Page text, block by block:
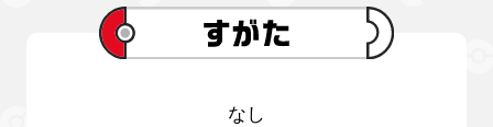
なし